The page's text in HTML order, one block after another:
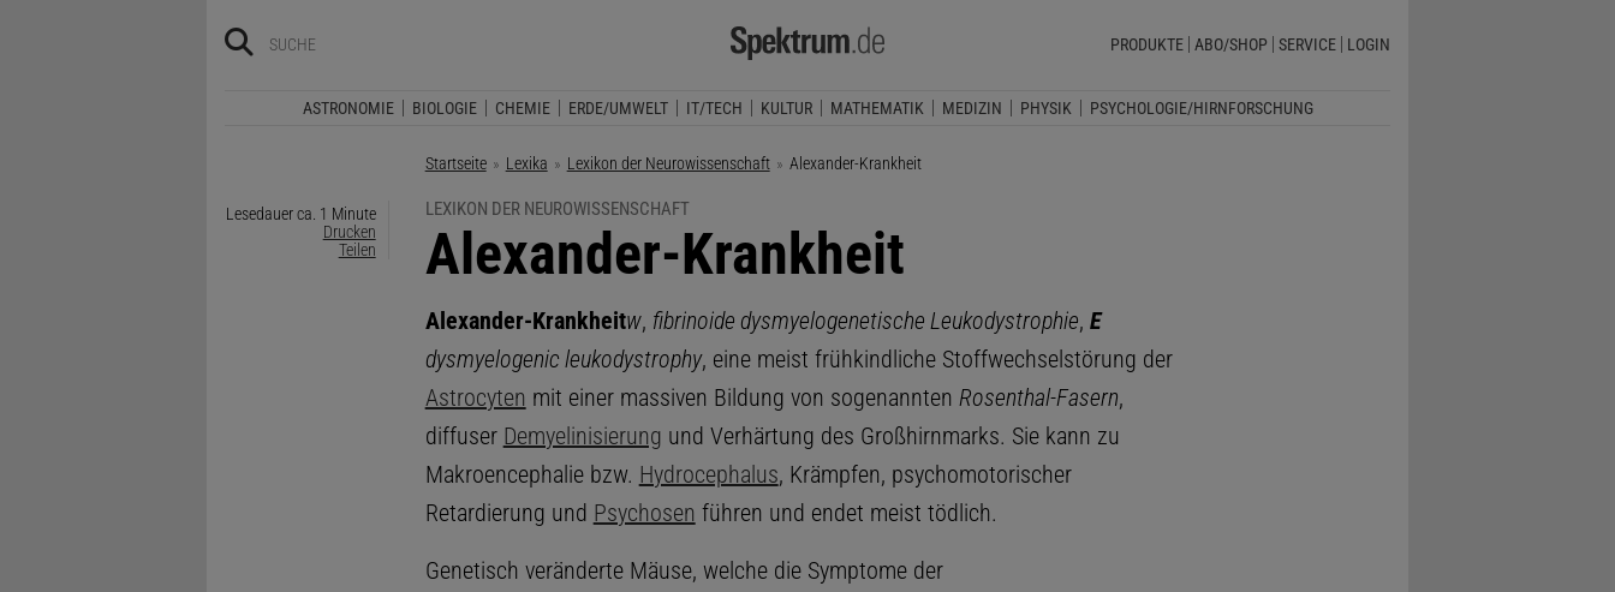
PRODUKTE ABO/SHOP SERVICE LOGIN
ASTRONOMIE BIOLOGIE CHEMIE ERDE/UMWELT IT/TECH KULTUR MATHEMATIK MEDIZIN PHYSIK PSYCHOLOGIE/HIRNFORSCHUNG
Startseite Lexika Lexikon der Neurowissenschaft Aktuelle Seite:
Alexander-Krankheit
Lesedauer ca. 1 Minute
Drucken
Teilen
LEXIKON DER NEUROWISSENSCHAFT
:
Alexander-Krankheit
Alexander-Krankheitw, fibrinoide dysmyelogenetische Leukodystrophie, E
dysmyelogenic leukodystrophy, eine meist frühkindliche Stoffwechselstörung der
Astrocyten mit einer massiven Bildung von sogenannten Rosenthal-Fasern,
diffuser Demyelinisierung und Verhärtung des Großhirnmarks. Sie kann zu
Makroencephalie bzw. Hydrocephalus, Krämpfen, psychomotorischer
Retardierung und Psychosen führen und endet meist tödlich.
Genetisch veränderte Mäuse, welche die Symptome der